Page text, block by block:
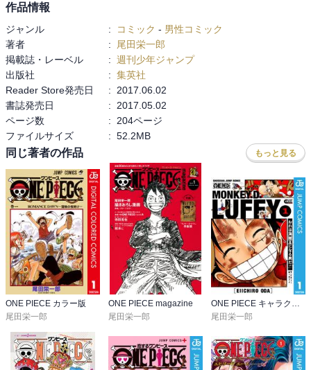
作品情報
ジャンル : コミック - 男性コミック
著者
:
尾田栄一郎
掲載誌・レーベル
: 週刊少年ジャンプ
出版社
: 集英社
Reader Store発売日
:
2017.06.02
書誌発売日
:
2017.05.02
ページ数
:
204ページ
ファイルサイズ
: 52.2MB
同じ著者の作品 もっと見る
ONE PIECE カラー版
尾田栄一郎
ONE PIECE magazine
尾田栄一郎
ONE PIECE キャラクターリミックス
尾田栄一郎